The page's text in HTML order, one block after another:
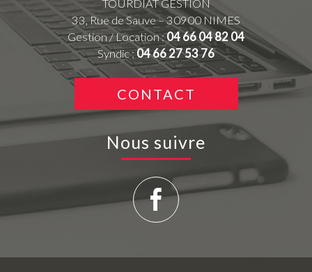
TOURDIAT GESTION
33, Rue de Sauve – 30900 NIMES
Gestion / Location :04 66 04 82 04
Syndic :04 66 27 53 76
CONTACT
Nous suivre